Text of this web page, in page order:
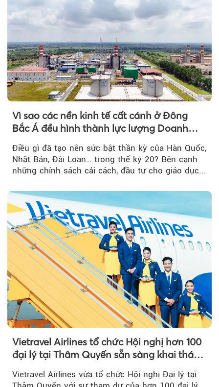
Vì sao các nền kinh tế cất cánh ở Đông
Bắc Á đều hình thành lực lượng Doanh
nghiệp Quốc gia?
Điều gì đã tạo nên sức bật thần kỳ của Hàn Quốc,
Nhật Bản, Đài Loan… trong thế kỷ 20? Bên cạnh
những chính sách cải cách, đầu tư cho giáo dục...
Vietravel Airlines tổ chức Hội nghị hơn 100
đại lý tại Thâm Quyến sẵn sàng khai thác
đường bay thẳng TP.HCM - Thâm Quyến
Vietravel Airlines vừa tổ chức Hội nghị Đại lý tại